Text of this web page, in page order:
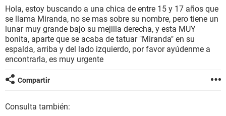
Hola, estoy buscando a una chica de entre 15 y 17 años que
se llama Miranda, no se mas sobre su nombre, pero tiene un
lunar muy grande bajo su mejilla derecha, y esta MUY
bonita, aparte que se acaba de tatuar "Miranda" en su
espalda, arriba y del lado izquierdo, por favor ayúdenme a
encontrarla, es muy urgente
Compartir
Consulta también: